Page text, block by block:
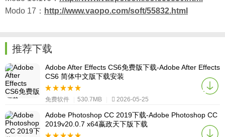
Modo 17： http://www.vaopo.com/soft/55832.html
推荐下载
Adobe After Effects CS6免费版下载-Adobe After Effects
CS6 简体中文版下载安装
免费软件 530.7MB 2026-05-25
Adobe Photoshop CC 2019下载-Adobe Photoshop CC
2019v20.0.7 x64嬴政天下版下载